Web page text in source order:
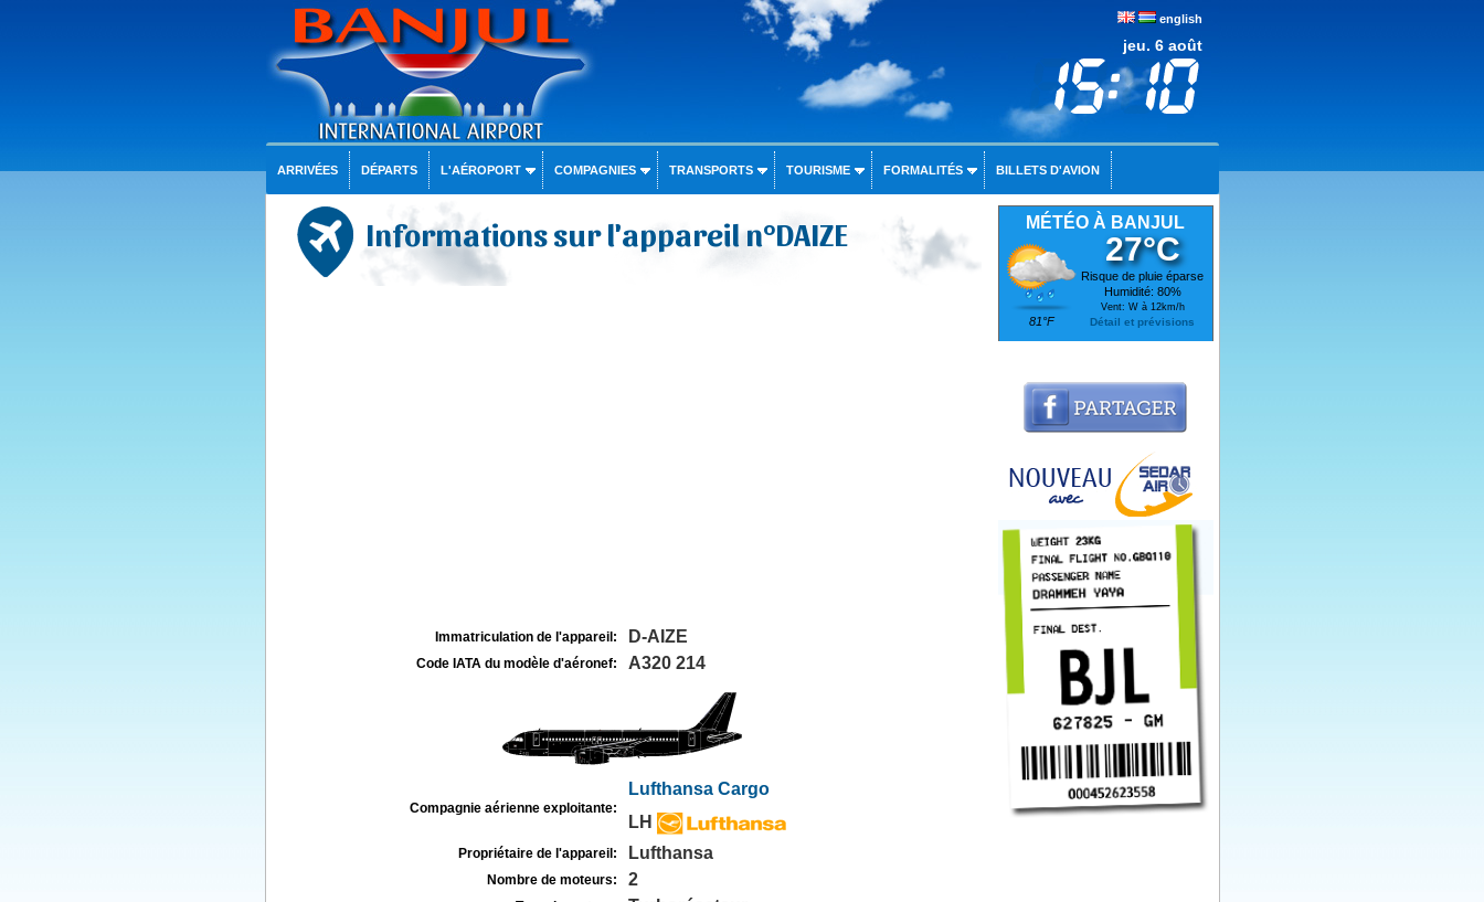
english
jeu. 6 août
ARRIVÉES DÉPARTS L'AÉROPORT COMPAGNIES TRANSPORTS TOURISME FORMALITÉS BILLETS D'AVION
Informations sur l'appareil n°DAIZE
Immatriculation de l'appareil: D-AIZE
Code IATA du modèle d'aéronef: A320 214
Compagnie aérienne exploitante:
Lufthansa Cargo
LH
Propriétaire de l'appareil: Lufthansa
Nombre de moteurs: 2
MÉTÉO À BANJUL
81°F
27°C
Risque de pluie éparse
Humidité: 80%
Vent: W à 12km/h
Détail et prévisions